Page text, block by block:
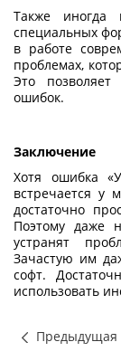
Также иногда
специальных
в работе
проблемах,
Это позволяет
ошибок.
Заключение
Хотя ошибка «
встречается у
достаточно
Поэтому даже
устранят
Зачастую им
софт.
использовать
Предыдущая